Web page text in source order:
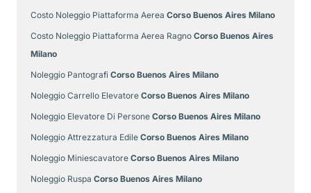
Costo Noleggio Piattaforma Aerea Corso Buenos Aires Milano
Costo Noleggio Piattaforma Aerea Ragno Corso Buenos Aires
Milano
Noleggio Pantografi Corso Buenos Aires Milano
Noleggio Carrello Elevatore Corso Buenos Aires Milano
Noleggio Elevatore Di Persone Corso Buenos Aires Milano
Noleggio Attrezzatura Edile Corso Buenos Aires Milano
Noleggio Miniescavatore Corso Buenos Aires Milano
Noleggio Ruspa Corso Buenos Aires Milano